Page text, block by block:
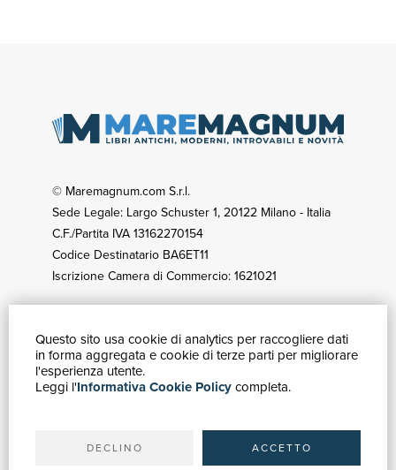
Questo sito usa cookie di analytics per raccogliere dati
in forma aggregata e cookie di terze parti per migliorare
l'esperienza utente.
Leggi l'Informativa Cookie Policycompleta.
DECLINO ACCETTO
© Maremagnum.com S.r.l.
Sede Legale: Largo Schuster 1, 20122 Milano - Italia
C.F./Partita IVA 13162270154
Codice Destinatario BA6ET11
Iscrizione Camera di Commercio: 1621021
GUIDA ACQUISTI
Ricerca avanzata
Spedizioni